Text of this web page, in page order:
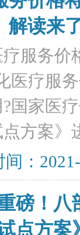
解读来
服务价
医疗服
国家医
方案》
间：
磅！八
点方案